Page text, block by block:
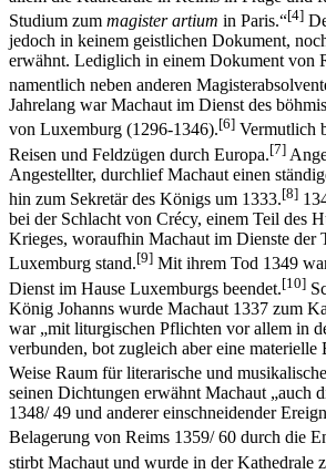
Studium zum magister artium in Paris.“[4]
jedoch in keinem geistlichen Dokument,
erwähnt. Lediglich in einem Dokument von
namentlich neben anderen
Jahrelang war Machaut im Dienst des
von Luxemburg (1296-1346).[6] Vermutlich
Reisen und Feldzügen durch Europa.[7]
Angestellter, durchlief Machaut einen
hin zum Sekretär des Königs um 1333.[8]
bei der Schlacht von Crécy, einem Teil des
Krieges, woraufhin Machaut im Dienste der
Luxemburg stand.[9] Mit ihrem Tod 1349
Dienst im Hause Luxemburgs beendet.[10]
König Johanns wurde Machaut 1337 zum
war „mit liturgischen Pflichten vor allem in
verbunden, bot zugleich aber eine materielle
Weise Raum für literarische und
seinen Dichtungen erwähnt Machaut „auch
1348/ 49 und anderer einschneidender
Belagerung von Reims 1359/ 60 durch die
stirbt Machaut und wurde in der Kathedrale